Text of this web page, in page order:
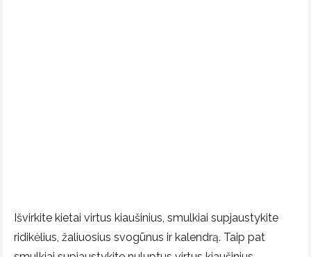
Išvirkite kietai virtus kiaušinius, smulkiai supjaustykite
ridikėlius, žaliuosius svogūnus ir kalendrą. Taip pat